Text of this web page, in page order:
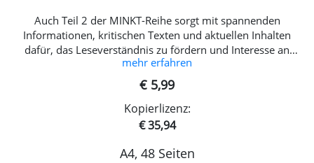
Auch Teil 2 der MINKT-Reihe sorgt mit spannenden
Informationen, kritischen Texten und aktuellen Inhalten
dafür, das Leseverständnis zu fördern und Interesse an
wissenschaftlichen Themen und angeregten Diskussionen zu
wecken. Durch die bewusst neutrale und nicht allzu
kindliche Gestaltung kann dieses Themen-Leseheft sowohl
in der 3. bis 4. Schulstufe, als auch zur Leseförderung in
höheren Schulstufen eingesetzt werden. Dieser Teil der
und das Weltall auf, und stellt wissenschaftliche Berufe vor.
mehr erfahren
€ 5,99
Kopierlizenz:
€ 35,94
A4, 48 Seiten